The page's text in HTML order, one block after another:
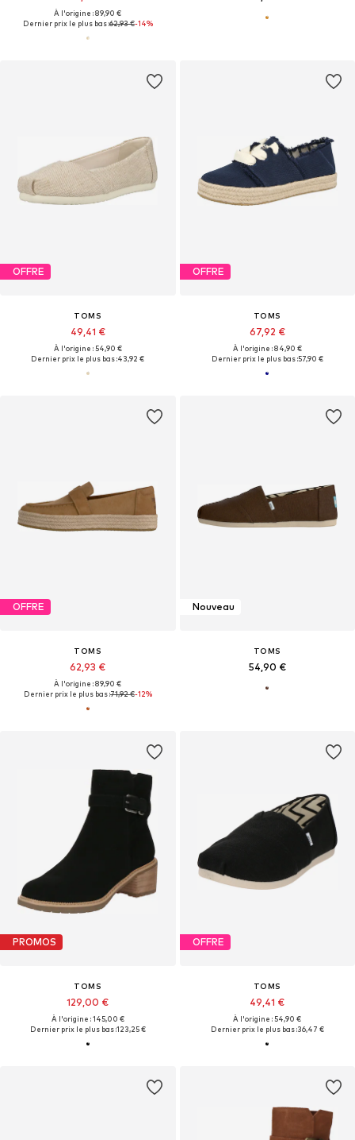
À l'origine : 89,90 €
Dernier prix le plus bas :62,93 €-14%
OFFRE
TOMS
49,41 €
À l'origine : 54,90 €
Dernier prix le plus bas :43,92 €
OFFRE
TOMS
67,92 €
À l'origine : 84,90 €
Dernier prix le plus bas :57,90 €
OFFRE
TOMS
62,93 €
À l'origine : 89,90 €
Dernier prix le plus bas :71,92 €-12%
Nouveau
TOMS
54,90 €
PROMOS
TOMS
129,00 €
À l'origine : 145,00 €
Dernier prix le plus bas :123,25 €
OFFRE
TOMS
49,41 €
À l'origine : 54,90 €
Dernier prix le plus bas :36,47 €